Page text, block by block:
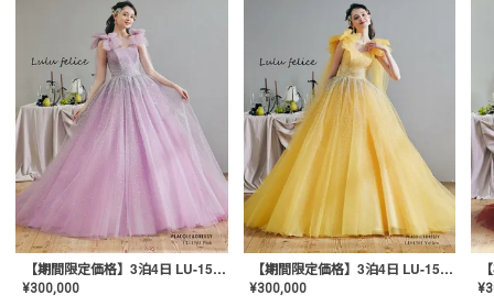
【期間限定価格】3泊4日 LU-1501(Pink)
¥300,000
【期間限定価格】3泊4日 LU-1501(Yellow)
¥300,000 ¥